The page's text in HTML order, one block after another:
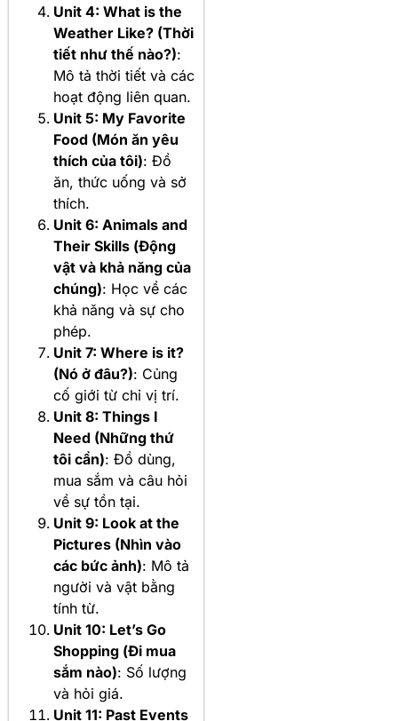
Unit 4: What is the
Weather Like? (Thời
tiết như thế nào?):
Mô tả thời tiết và các
hoạt động liên quan.
Unit 5: My Favorite
Food (Món ăn yêu
thích của tôi): Đồ
ăn, thức uống và sở
thích.
Unit 6: Animals and
Their Skills (Động
vật và khả năng của
chúng): Học về các
khả năng và sự cho
phép.
Unit 7: Where is it?
(Nó ở đâu?): Củng
cố giới từ chỉ vị trí.
Unit 8: Things I
Need (Những thứ
tôi cần): Đồ dùng,
mua sắm và câu hỏi
về sự tồn tại.
Unit 9: Look at the
Pictures (Nhìn vào
các bức ảnh): Mô tả
người và vật bằng
tính từ.
Unit 10: Let’s Go
Shopping (Đi mua
sắm nào): Số lượng
và hỏi giá.
Unit 11: Past Events